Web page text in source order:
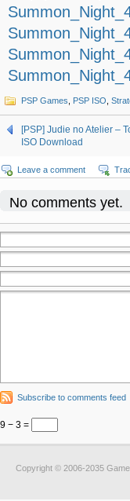
PSP Games PSP ISO
[PSP] Judie no Atelier –
ISO Download
Leave a comment
No comments yet.
Subscribe to comments feed
9 − 3 =
Copyright © 2006-2035